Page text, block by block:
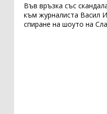
Във връзка със
към журналиста Васил
спиране на шоуто на